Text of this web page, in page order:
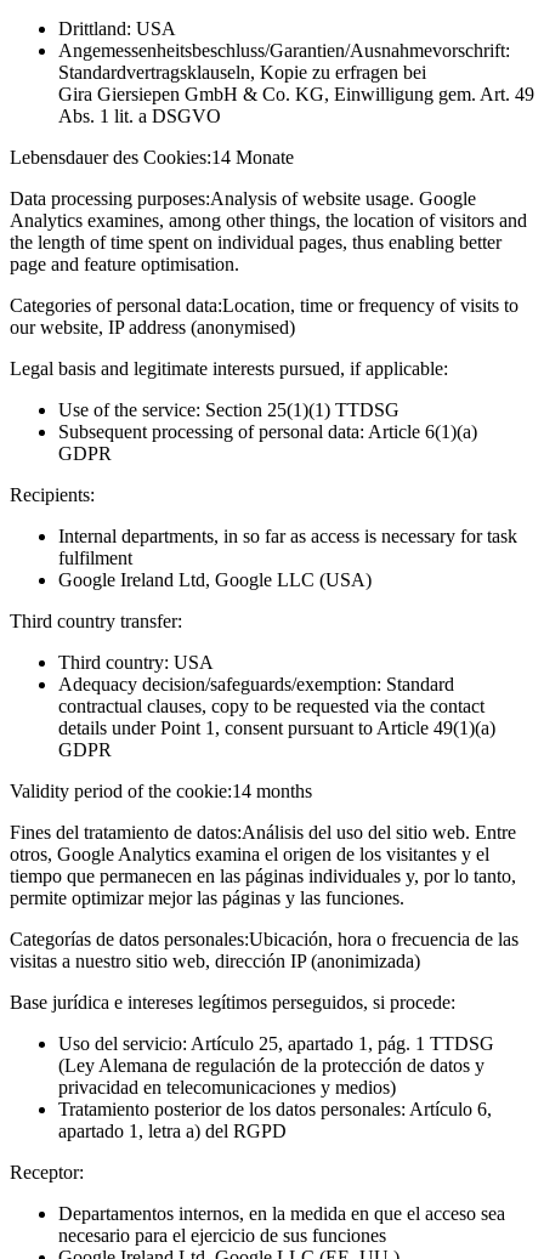
Drittland: USA
Angemessenheitsbeschluss/Garantien/Ausnahmevorschrift:
Standardvertragsklauseln, Kopie zu erfragen bei
Gira Giersiepen GmbH & Co. KG, Einwilligung gem. Art. 49
Abs. 1 lit. a DSGVO
Lebensdauer des Cookies:14 Monate
Data processing purposes:Analysis of website usage. Google
Analytics examines, among other things, the location of visitors and
the length of time spent on individual pages, thus enabling better
page and feature optimisation.
Categories of personal data:Location, time or frequency of visits to
our website, IP address (anonymised)
Legal basis and legitimate interests pursued, if applicable:
Use of the service: Section 25(1)(1) TTDSG
Subsequent processing of personal data: Article 6(1)(a)
GDPR
Recipients:
Internal departments, in so far as access is necessary for task
fulfilment
Google Ireland Ltd, Google LLC (USA)
Third country transfer:
Third country: USA
Adequacy decision/safeguards/exemption: Standard
contractual clauses, copy to be requested via the contact
details under Point 1, consent pursuant to Article 49(1)(a)
GDPR
Validity period of the cookie:14 months
Fines del tratamiento de datos:Análisis del uso del sitio web. Entre
otros, Google Analytics examina el origen de los visitantes y el
tiempo que permanecen en las páginas individuales y, por lo tanto,
permite optimizar mejor las páginas y las funciones.
Categorías de datos personales:Ubicación, hora o frecuencia de las
visitas a nuestro sitio web, dirección IP (anonimizada)
Base jurídica e intereses legítimos perseguidos, si procede:
Uso del servicio: Artículo 25, apartado 1, pág. 1 TTDSG
(Ley Alemana de regulación de la protección de datos y
privacidad en telecomunicaciones y medios)
Tratamiento posterior de los datos personales: Artículo 6,
apartado 1, letra a) del RGPD
Receptor:
Departamentos internos, en la medida en que el acceso sea
necesario para el ejercicio de sus funciones